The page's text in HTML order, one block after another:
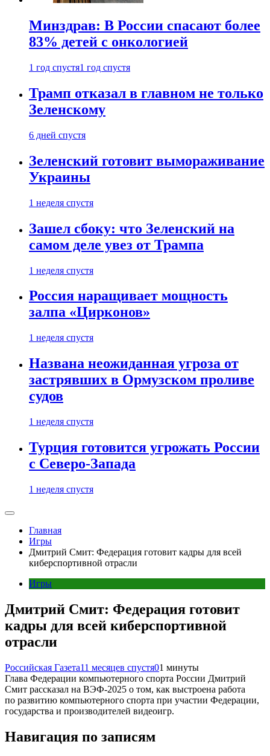
Минздрав: В России спасают более
83% детей с онкологией
1 год спустя1 год спустя
Трамп отказал в главном не только
Зеленскому
6 дней спустя
Зеленский готовит вымораживание
Украины
1 неделя спустя
Зашел сбоку: что Зеленский на
самом деле увез от Трампа
1 неделя спустя
Россия наращивает мощность
залпа «Цирконов»
1 неделя спустя
Названа неожиданная угроза от
застрявших в Ормузском проливе
судов
1 неделя спустя
Турция готовится угрожать России
с Северо-Запада
1 неделя спустя
Главная
Игры
Дмитрий Смит: Федерация готовит кадры для всей
киберспортивной отрасли
Игры
Дмитрий Смит: Федерация готовит
кадры для всей киберспортивной
отрасли
Российская Газета11 месяцев спустя01 минуты
Глава Федерации компьютерного спорта России Дмитрий
Смит рассказал на ВЭФ-2025 о том, как выстроена работа
по развитию компьютерного спорта при участии Федерации,
государства и производителей видеоигр.
Навигация по записям